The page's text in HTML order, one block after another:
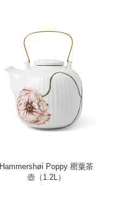
Hammershøi Poppy 罌粟茶
壺（1.2L）